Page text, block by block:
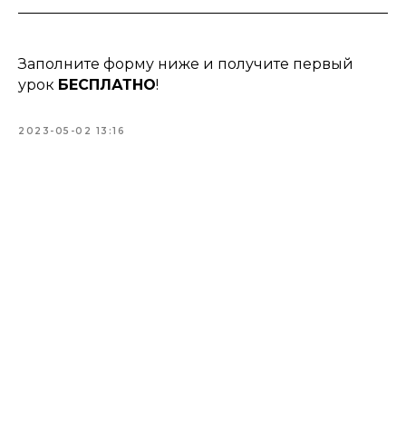
Заполните форму ниже и получите первый
урок БЕСПЛАТНО!
2023-05-02 13:16